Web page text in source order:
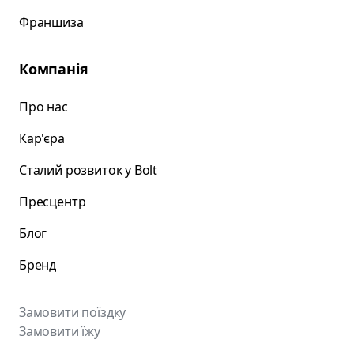
Франшиза
Компанія
Про нас
Кар'єра
Сталий розвиток у Bolt
Пресцентр
Блог
Бренд
Замовити поїздку
Замовити їжу